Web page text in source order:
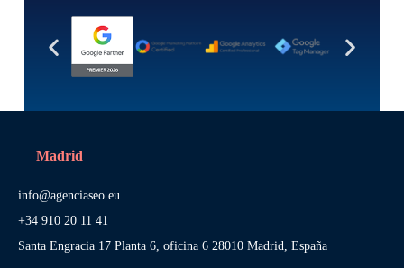
Madrid
info@agenciaseo.eu
+34 910 20 11 41
Santa Engracia 17 Planta 6, oficina 6 28010 Madrid, España